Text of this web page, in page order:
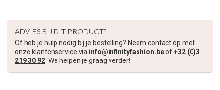
ADVIES BIJ DIT PRODUCT?
Of heb je hulp nodig bij je bestelling? Neem contact op met
onze klantenservice via info@infinityfashion.beof+32 (0)3
219 30 92. We helpen je graag verder!
Schrijf je in voor onze nieuwsbrief om op de hoogte te blijven
over onze nieuwe collectie, en ontvang5 euro kortingop je
volgende aankoop! 😀